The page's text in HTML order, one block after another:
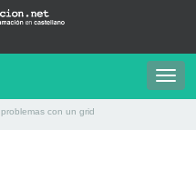
problemas con un grid